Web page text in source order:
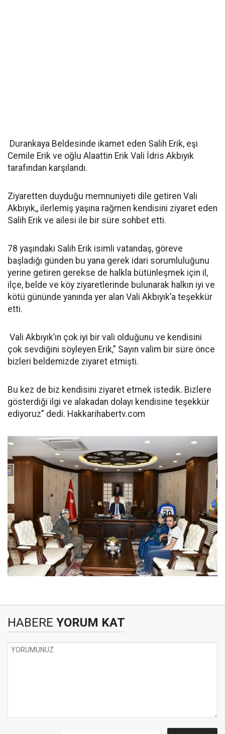
Durankaya Beldesinde ikamet eden Salih Erik, eşi
Cemile Erik ve oğlu Alaattin Erik Vali İdris Akbıyık
tarafından karşılandı.
Ziyaretten duyduğu memnuniyeti dile getiren Vali
Akbıyık,, ilerlemiş yaşına rağmen kendisini ziyaret eden
Salih Erik ve ailesi ile bir süre sohbet etti.
78 yaşındaki Salih Erik isimli vatandaş, göreve
başladığı günden bu yana gerek idari sorumluluğunu
yerine getiren gerekse de halkla bütünleşmek için il,
ilçe, belde ve köy ziyaretlerinde bulunarak halkın iyi ve
kötü gününde yanında yer alan Vali Akbıyık’a teşekkür
etti.
Vali Akbıyık’ın çok iyi bir vali olduğunu ve kendisini
çok sevdiğini söyleyen Erik,” Sayın valim bir süre önce
bizleri beldemizde ziyaret etmişti.
Bu kez de biz kendisini ziyaret etmek istedik. Bizlere
gösterdiği ilgi ve alakadan dolayı kendisine teşekkür
ediyoruz" dedi. Hakkarihabertv.com
HABERE YORUM KAT